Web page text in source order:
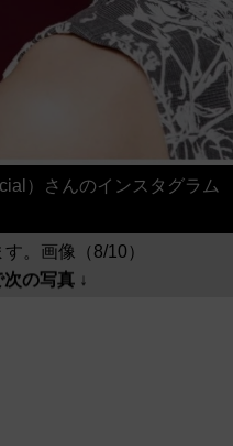
）さんのインスタグラム
。画像（8/10）
の写真 ↓